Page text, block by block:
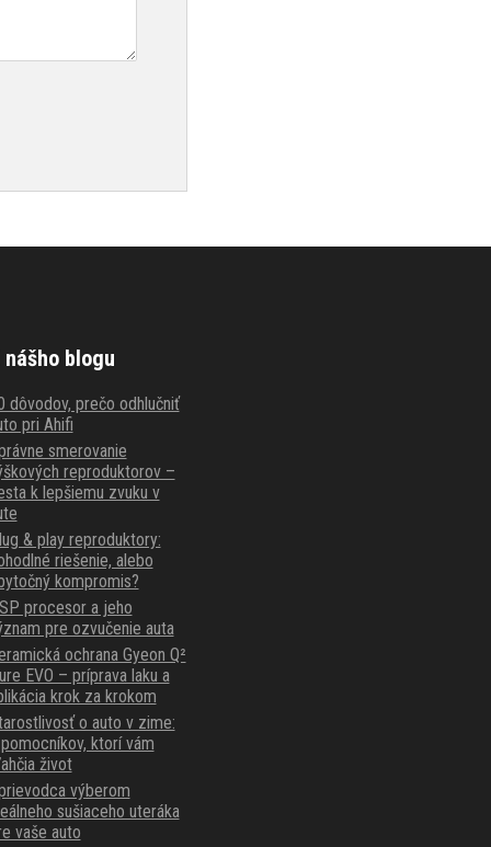
nášho blogu
dôvodov, prečo odhlučniť
pri Ahifi
smerovanie
reproduktorov –
k lepšiemu zvuku v
& play reproduktory:
riešenie, alebo
kompromis?
procesor a jeho
pre ozvučenie auta
ochrana Gyeon Q²
EVO – príprava laku a
krok za krokom
o auto v zime:
ktorí vám
život
výberom
sušiaceho uteráka
vaše auto